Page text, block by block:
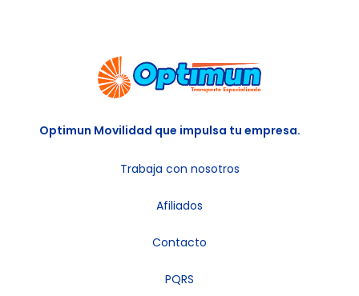
Optimun Movilidad que impulsa tu empresa.
Trabaja con nosotros
Afiliados
Contacto
PQRS